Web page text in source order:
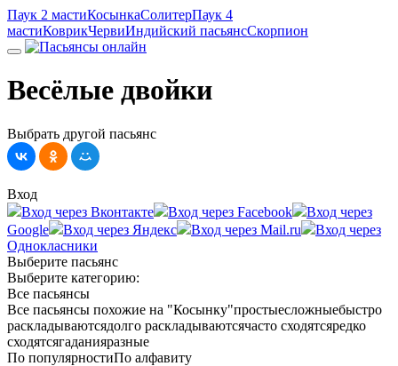
Паук 2 мастиКосынкаСолитерПаук 4
мастиКоврикЧервиИндийский пасьянсСкорпион
Весёлые двойки
Выбрать другой пасьянс
Вход
Вход через Вконтакте
Вход через Facebook
Вход через
Google
Вход через Яндекс Вход через Mail.ru
Вход через
Однокласники
Выберите пасьянс
Выберите категорию:
Все пасьянсы
Все пасьянсы похожие на "Косынку"простыесложныебыстро
раскладываютсядолго раскладываютсячасто сходятсяредко
сходятсягаданияразные
По популярностиПо алфавиту